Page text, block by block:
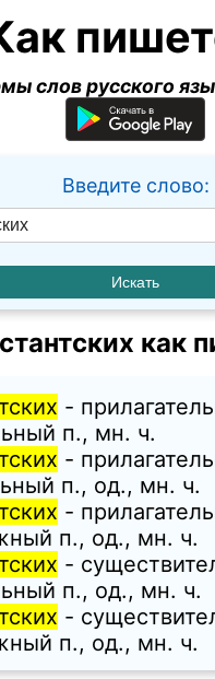
слов русского
Введите слово:
как
-
п., мн. ч.
-
п., од., мн. ч.
-
п., од., мн. ч.
-
п., од., мн. ч.
-
п., од., мн. ч.